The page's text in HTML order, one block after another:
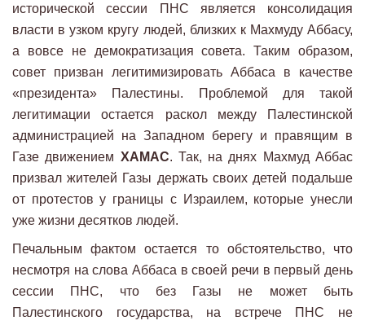
исторической сессии ПНС является консолидация
власти в узком кругу людей, близких к Махмуду Аббасу,
а вовсе не демократизация совета. Таким образом,
совет призван легитимизировать Аббаса в качестве
«президента» Палестины. Проблемой для такой
легитимации остается раскол между Палестинской
администрацией на Западном берегу и правящим в
Газе движением ХАМАС. Так, на днях Махмуд Аббас
призвал жителей Газы держать своих детей подальше
от протестов у границы с Израилем, которые унесли
уже жизни десятков людей.
Печальным фактом остается то обстоятельство, что
несмотря на слова Аббаса в своей речи в первый день
сессии ПНС, что без Газы не может быть
Палестинского государства, на встрече ПНС не